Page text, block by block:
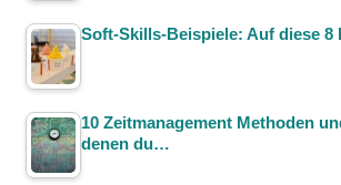
Soft-Skills-Beispiele: Auf diese
10 Zeitmanagement Methoden
denen du…